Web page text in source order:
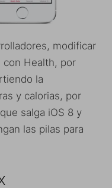
modificar
con Health, por
la
y calorias, por
salga iOS 8 y
las pilas para